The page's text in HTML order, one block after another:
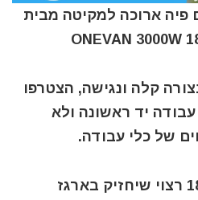
פיה ארוכה למקיטה מבית
קלה ונגישה, הצטרפו
יד ראשונה ולא
של כלי עבודה.
זה הכלי שכל מקיטר 18V רצוי שיחזיק בארגז